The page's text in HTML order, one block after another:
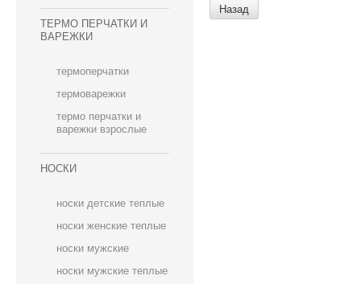
ТЕРМО ПЕРЧАТКИ И
ВАРЕЖКИ
термоперчатки
термоварежки
термо перчатки и
варежки взрослые
НОСКИ
носки детские теплые
носки женские теплые
носки мужские
носки мужские теплые
Назад